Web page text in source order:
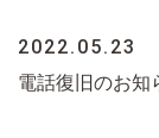
2022.05.23
電話復旧のお知